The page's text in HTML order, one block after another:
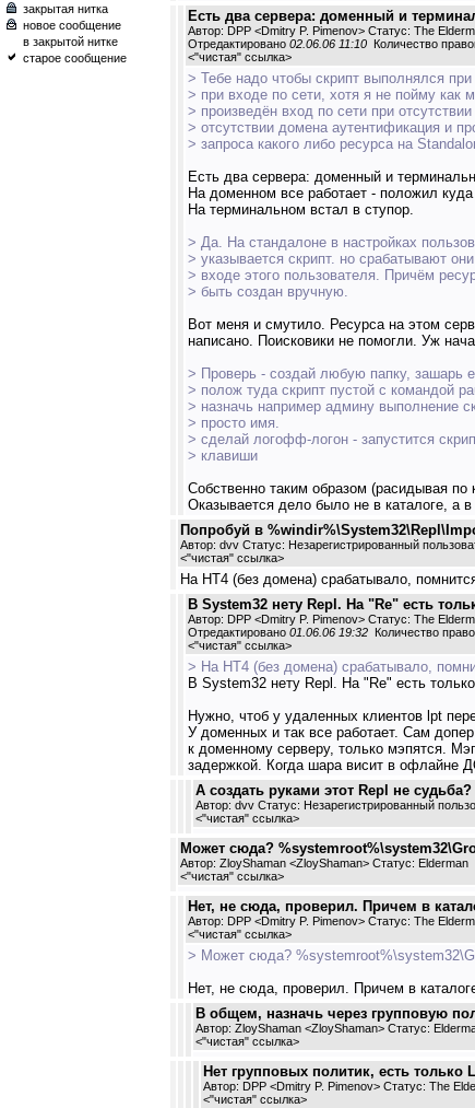
закрытая нитка
новое сообщение
в закрытой нитке
старое сообщение
Есть два сервера: доменный и
Автор: DPP <Dmitry P. Pimenov> Статус: The
Отредактировано 02.06.06 11:10 Количество
<"чистая" ссылка>
> Тебе надо чтобы скрипт выполнялся
> при входе по сети, хотя я не пойму как
> произведён вход по сети при
> отсутствии домена аутентификация и
> запроса какого либо ресурса на
Есть два сервера: доменный и
На доменном все работает - положил
На терминальном встал в ступор.
> Да. На стандалоне в настройках
> указывается скрипт. но срабатывают
> входе этого пользователя. Причём
> быть создан вручную.
Вот меня и смутило. Ресурса на этом
написано. Поисковики не помогли. Уж
> Проверь - создай любую папку, зашарь
> полож туда скрипт пустой с командой
> назначь например админу выполнение
> просто имя.
> сделай логофф-логон - запустится
> клавиши
Собственно таким образом (расидывая по
Оказывается дело было не в каталоге, а
Попробуй в
Автор: dvv Статус: Незарегистрированный
<"чистая" ссылка>
На НТ4 (без домена) срабатывало,
В System32 нету Repl. На "Re" есть
Автор: DPP <Dmitry P. Pimenov> Статус: The
Отредактировано 01.06.06 19:32 Количество
<"чистая" ссылка>
> На НТ4 (без домена) срабатывало,
В System32 нету Repl. На "Re" есть
Нужно, чтоб у удаленных клиентов lpt
У доменных и так все работает. Сам
к доменному серверу, только мэпятся.
задержкой. Когда шара висит в офлайне
А создать руками этот Repl не судьба?
Автор: dvv Статус: Незарегистрированный
<"чистая" ссылка>
Может сюда?
Автор: ZloyShaman <ZloyShaman> Статус: Elderman
<"чистая" ссылка>
Нет, не сюда, проверил. Причем в
Автор: DPP <Dmitry P. Pimenov> Статус: The
<"чистая" ссылка>
> Может сюда?
Нет, не сюда, проверил. Причем в
В общем, назначь через групповую
Автор: ZloyShaman <ZloyShaman> Статус:
<"чистая" ссылка>
Нет групповых политик, есть только
Автор: DPP <Dmitry P. Pimenov> Статус: The
<"чистая" ссылка>